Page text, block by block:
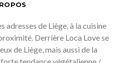
adresses de Liège, à la cuisine
Derrière Loca Love se
de Liège, mais aussi de la